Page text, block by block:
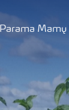
Parama Mamų